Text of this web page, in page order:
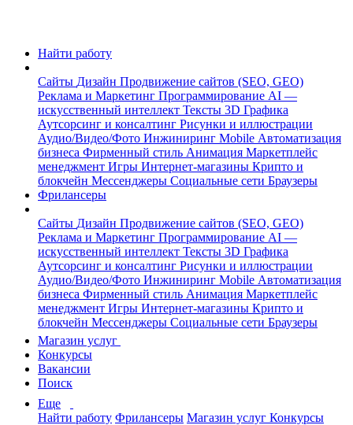
Найти работу
Сайты Дизайн Продвижение сайтов (SEO, GEO)
Реклама и Маркетинг Программирование AI —
искусственный интеллект Тексты 3D Графика
Аутсорсинг и консалтинг Рисунки и иллюстрации
Аудио/Видео/Фото Инжиниринг Mobile Автоматизация
бизнеса Фирменный стиль Анимация Маркетплейс
менеджмент Игры Интернет-магазины Крипто и
блокчейн Мессенджеры Социальные сети Браузеры
Фрилансеры
Сайты Дизайн Продвижение сайтов (SEO, GEO)
Реклама и Маркетинг Программирование AI —
искусственный интеллект Тексты 3D Графика
Аутсорсинг и консалтинг Рисунки и иллюстрации
Аудио/Видео/Фото Инжиниринг Mobile Автоматизация
бизнеса Фирменный стиль Анимация Маркетплейс
менеджмент Игры Интернет-магазины Крипто и
блокчейн Мессенджеры Социальные сети Браузеры
Магазин услуг
Конкурсы
Вакансии
Поиск
Еще
Найти работу Фрилансеры Магазин услуг Конкурсы